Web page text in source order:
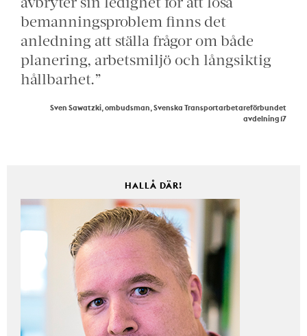
bemanningsproblem finns det
anledning att ställa frågor om både
planering, arbetsmiljö och långsiktig
hållbarhet.”
Sven Sawatzki, ombudsman, Svenska Transportarbetareförbundet
avdelning 17
HALLÅ DÄR!